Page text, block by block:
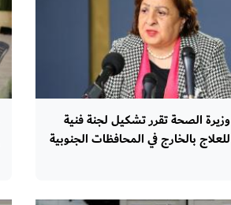
وزيرة الصحة تقرر تشكيل لجنة فنية
للعلاج بالخارج في المحافظات الجنوبية